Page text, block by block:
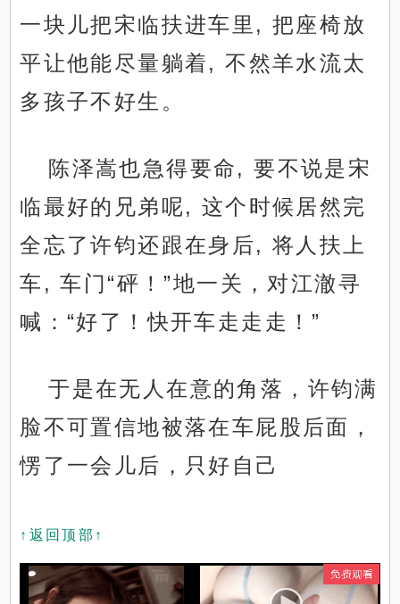
一块儿把宋临扶进车里, 把座椅放
平让他能尽量躺着, 不然羊水流太
多孩子不好生。
陈泽嵩也急得要命, 要不说是宋
临最好的兄弟呢, 这个时候居然完
全忘了许钧还跟在身后, 将人扶上
车, 车门“砰！”地一关，对江澈寻
喊：“好了！快开车走走走！”
于是在无人在意的角落，许钧满
脸不可置信地被落在车屁股后面，
愣了一会儿后，只好自己
↑返回顶部↑